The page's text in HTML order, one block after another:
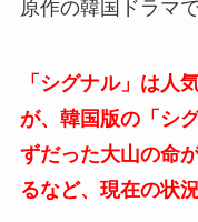
原作の韓国ドラマ
「シグナル」は人
が、韓国版の「シ
ずだった大山の命
るなど、現在の状